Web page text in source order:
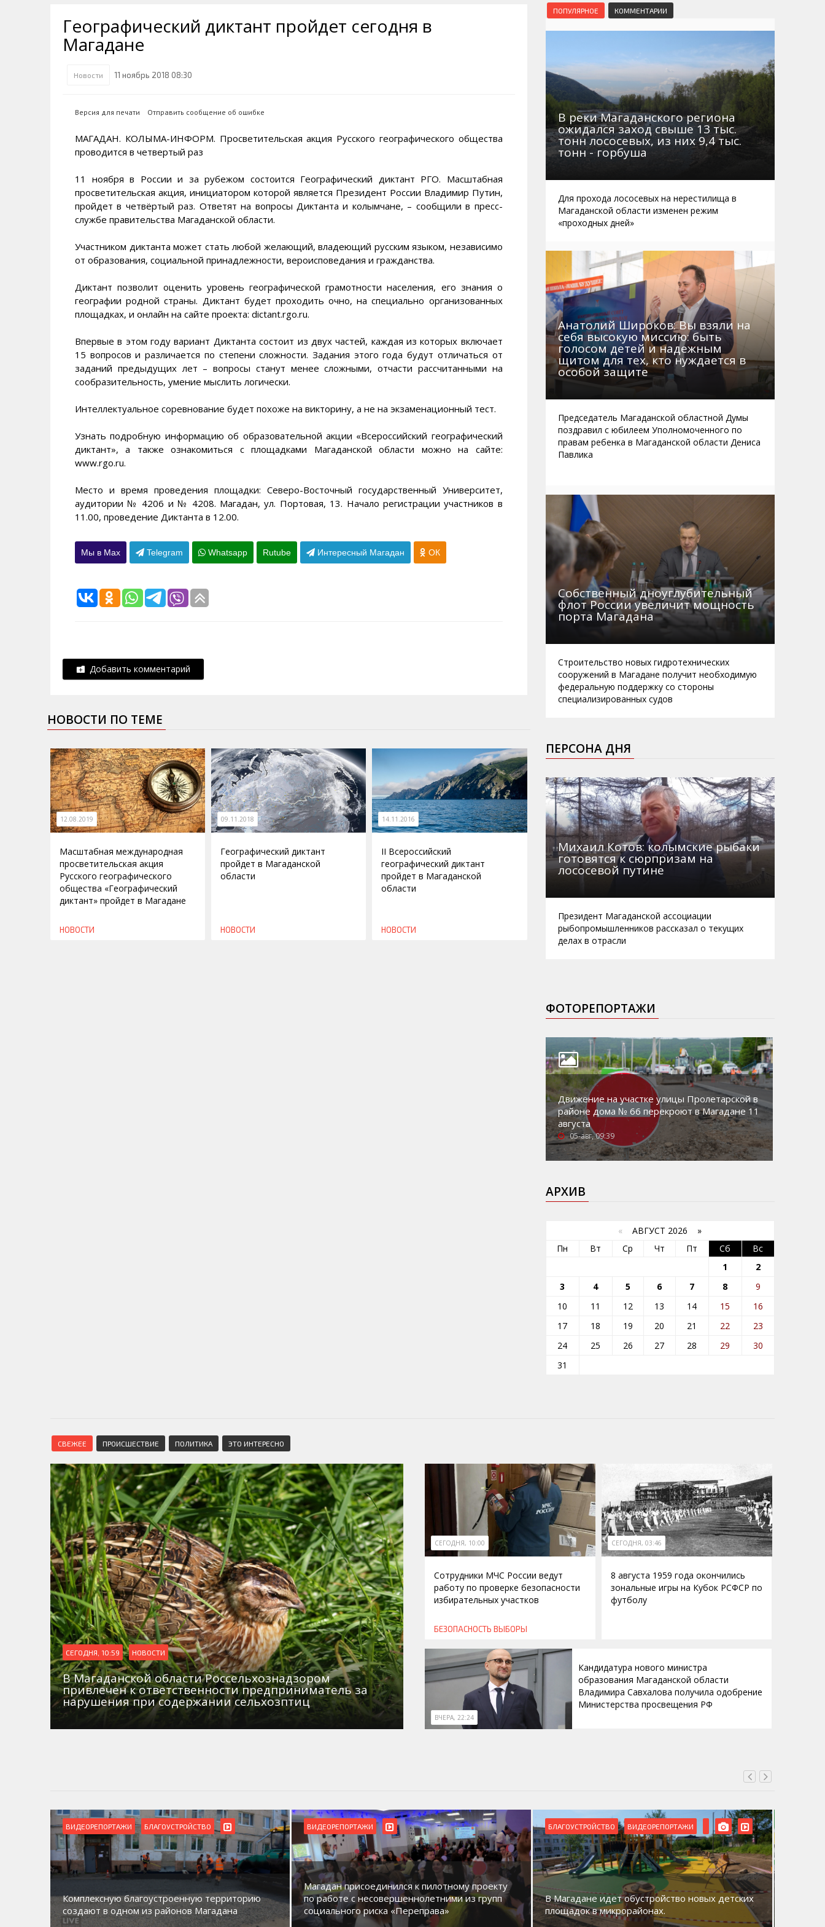
Их надо знать. Галерея славы
Колымы
Магадана и области
Песни о Колыме
3D районы города
Маршруты. Улицы, остановки
Автобусы Магадан – Аэропорт
Таблица приливов отливов
Наркоте нет
Аэропорт Магадан
Полицейских не бить
Аварии ДТП
Визит
Алименты
Косторезы Магадана
Мошенники
Интернет
Браконьеры
Географический диктант пройдет сегодня в
Магадане
Новости 11 ноябрь 2018 08:30
Версия для печати Отправить сообщение об ошибке
МАГАДАН. КОЛЫМА-ИНФОРМ. Просветительская акция Русского географического общества
проводится в четвертый раз
11 ноября в России и за рубежом состоится Географический диктант РГО. Масштабная
просветительская акция, инициатором которой является Президент России Владимир Путин,
пройдет в четвёртый раз. Ответят на вопросы Диктанта и колымчане, – сообщили в пресс-
службе правительства Магаданской области.
Участником диктанта может стать любой желающий, владеющий русским языком, независимо
от образования, социальной принадлежности, вероисповедания и гражданства.
Диктант позволит оценить уровень географической грамотности населения, его знания о
географии родной страны. Диктант будет проходить очно, на специально организованных
площадках, и онлайн на сайте проекта: dictant.rgo.ru.
Впервые в этом году вариант Диктанта состоит из двух частей, каждая из которых включает
15 вопросов и различается по степени сложности. Задания этого года будут отличаться от
заданий предыдущих лет – вопросы станут менее сложными, отчасти рассчитанными на
сообразительность, умение мыслить логически.
Интеллектуальное соревнование будет похоже на викторину, а не на экзаменационный тест.
Узнать подробную информацию об образовательной акции «Всероссийский географический
диктант», а также ознакомиться с площадками Магаданской области можно на сайте:
www.rgo.ru.
Место и время проведения площадки: Северо-Восточный государственный Университет,
аудитории № 4206 и № 4208. Магадан, ул. Портовая, 13. Начало регистрации участников в
11.00, проведение Диктанта в 12.00.
Мы в Max Telegram Whatsapp Rutube Интересный Магадан ОК
Добавить комментарий
НОВОСТИ ПО ТЕМЕ
12.08.2019
Масштабная международная
просветительская акция
Русского географического
общества «Географический
диктант» пройдет в Магадане
НОВОСТИ
09.11.2018
Географический диктант
пройдет в Магаданской
области
НОВОСТИ
14.11.2016
II Всероссийский
географический диктант
пройдет в Магаданской
области
НОВОСТИ
ПОПУЛЯРНОЕ КОММЕНТАРИИ
В реки Магаданского региона
ожидался заход свыше 13 тыс.
тонн лососевых, из них 9,4 тыс.
тонн - горбуша
Для прохода лососевых на нерестилища в
Магаданской области изменен режим
«проходных дней»
Анатолий Широков: Вы взяли на
себя высокую миссию: быть
голосом детей и надежным
щитом для тех, кто нуждается в
особой защите
Председатель Магаданской областной Думы
поздравил с юбилеем Уполномоченного по
правам ребенка в Магаданской области Дениса
Павлика
Собственный дноуглубительный
флот России увеличит мощность
порта Магадана
Строительство новых гидротехнических
сооружений в Магадане получит необходимую
федеральную поддержку со стороны
специализированных судов
ПЕРСОНА ДНЯ
Михаил Котов: колымские рыбаки
готовятся к сюрпризам на
лососевой путине
Президент Магаданской ассоциации
рыбопромышленников рассказал о текущих
делах в отрасли
ФОТОРЕПОРТАЖИ
Движение на участке улицы Пролетарской в
районе дома № 66 перекроют в Магадане 11
августа
05-авг, 09:39
АРХИВ
« АВГУСТ 2026 »
Пн
Вт Ср Чт Пт Сб
Вс
1
2
3
4 5 6 7 8
9
10
11 12 13 14 15
16
17
18 19 20 21 22
23
24
25 26 27 28 29
30
31
СВЕЖЕЕ ПРОИСШЕСТВИЕ ПОЛИТИКА ЭТО ИНТЕРЕСНО
СЕГОДНЯ, 10:59 НОВОСТИ
В Магаданской области Россельхознадзором
привлечен к ответственности предприниматель за
нарушения при содержании сельхозптиц
СЕГОДНЯ, 10:00
Сотрудники МЧС России ведут
работу по проверке безопасности
избирательных участков
БЕЗОПАСНОСТЬ ВЫБОРЫ
СЕГОДНЯ, 03:46
8 августа 1959 года окончились
зональные игры на Кубок РСФСР по
футболу
ВЧЕРА, 22:24
Кандидатура нового министра
образования Магаданской области
Владимира Савхалова получила одобрение
Министерства просвещения РФ
ВИДЕОРЕПОРТАЖИ БЛАГОУСТРОЙСТВО
Комплексную благоустроенную территорию
создают в одном из районов Магадана
ВИДЕОРЕПОРТАЖИ
Магадан присоединился к пилотному проекту
по работе с несовершеннолетними из групп
социального риска «Переправа»
БЛАГОУСТРОЙСТВО ВИДЕОРЕПОРТАЖИ
В Магадане идет обустройство новых детских
площадок в микрорайонах.